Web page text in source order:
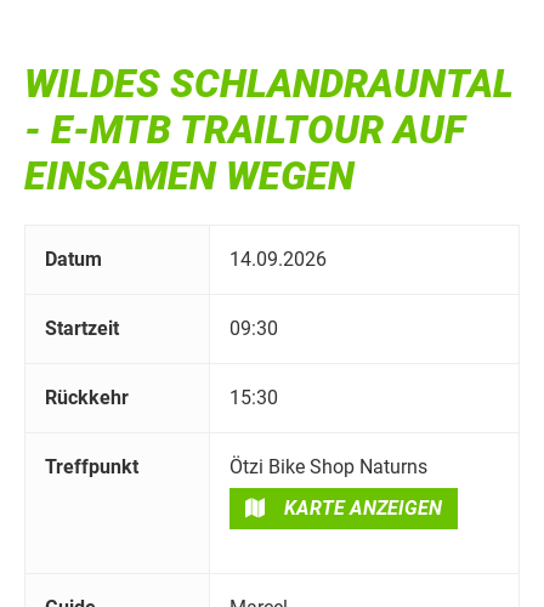
WILDES SCHLANDRAUNTAL
- E-MTB TRAILTOUR AUF
EINSAMEN WEGEN
Datum 14.09.2026
Startzeit 09:30
Rückkehr 15:30
Treffpunkt
Ötzi Bike Shop Naturns
KARTE ANZEIGEN